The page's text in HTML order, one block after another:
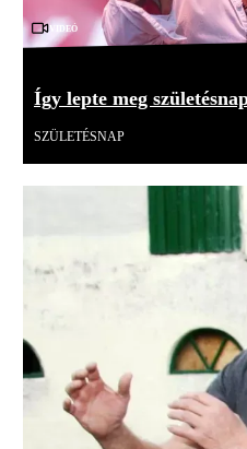
Videó
Így lepte meg
SZÜLETÉSNAP